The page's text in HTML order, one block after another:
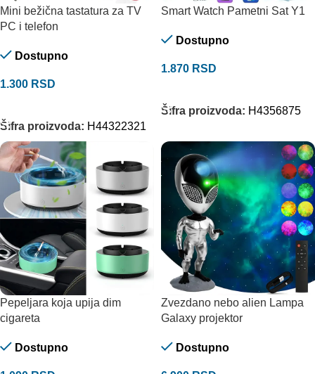
Mini bežična tastatura za TV
PC i telefon
Dostupno
1.300 RSD
Šifra proizvoda: H44322321
Smart Watch Pametni Sat Y1
Dostupno
1.870 RSD
Šifra proizvoda: H4356875
Pepeljara koja upija dim
cigareta
Dostupno
Zvezdano nebo alien Lampa
Galaxy projektor
Dostupno